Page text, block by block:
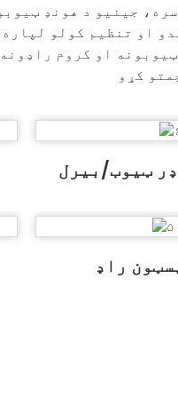
جینیو د هونډ
او تنظیم کولو لپاره
او کروم
ټیوب/بیرل
راډ